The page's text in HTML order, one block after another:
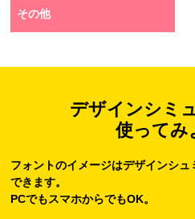
その他
デザインシミ
使ってみ
フォントのイメージはデザインシ
できます。
PCでもスマホからでもOK。